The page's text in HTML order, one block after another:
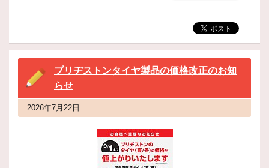
ブリヂストンタイヤ製品の価格改正のお知
らせ
2026年7月22日